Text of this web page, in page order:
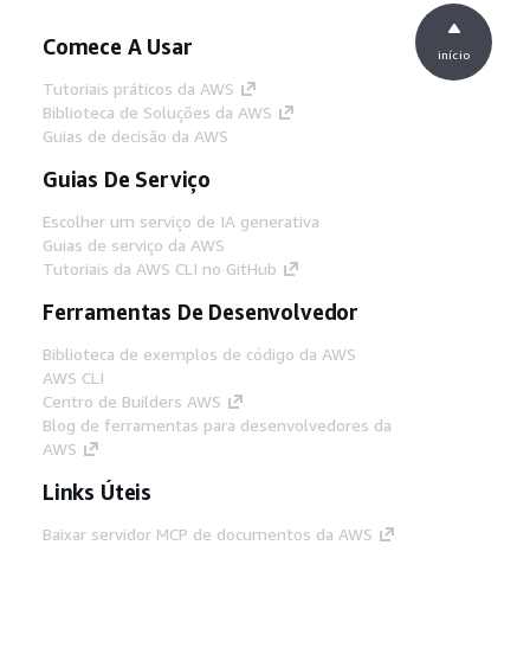
Comece A Usar
Tutoriais práticos da AWS
Biblioteca de Soluções da AWS
Guias de decisão da AWS
Guias De Serviço
Escolher um serviço de IA generativa
Guias de serviço da AWS
Tutoriais da AWS CLI no GitHub
Ferramentas De Desenvolvedor
Biblioteca de exemplos de código da AWS
AWS CLI
Centro de Builders AWS
Blog de ferramentas para desenvolvedores da
AWS
Links Úteis
Baixar servidor MCP de documentos da AWS
início